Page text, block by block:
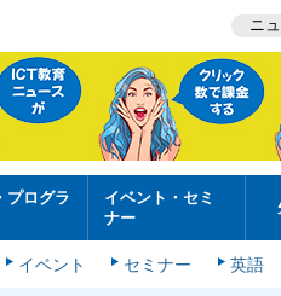
ニ
プログラ
イベント・セミ
ナー
イベント セミナー 英語